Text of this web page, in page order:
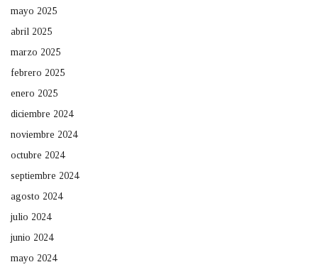
mayo 2025
abril 2025
marzo 2025
febrero 2025
enero 2025
diciembre 2024
noviembre 2024
octubre 2024
septiembre 2024
agosto 2024
julio 2024
junio 2024
mayo 2024